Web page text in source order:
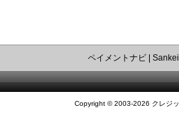
ペイメントナビ|
Copyright © 2003-2026 クレジ